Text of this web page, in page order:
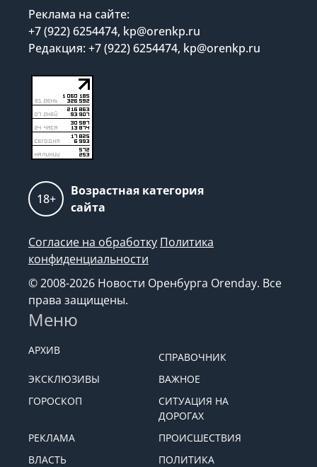
Реклама на сайте:
+7 (922) 6254474, kp@orenkp.ru
Редакция: +7 (922) 6254474, kp@orenkp.ru
18+
Возрастная категория
сайта
Согласие на обработку Политика
конфиденциальности
© 2008-2026 Новости Оренбурга Orenday. Все
права защищены.
Меню
АРХИВ
СПРАВОЧНИК
ЭКСКЛЮЗИВЫ
ВАЖНОЕ
ГОРОСКОП
СИТУАЦИЯ НА
ДОРОГАХ
РЕКЛАМА
ПРОИСШЕСТВИЯ
ВЛАСТЬ
ПОЛИТИКА